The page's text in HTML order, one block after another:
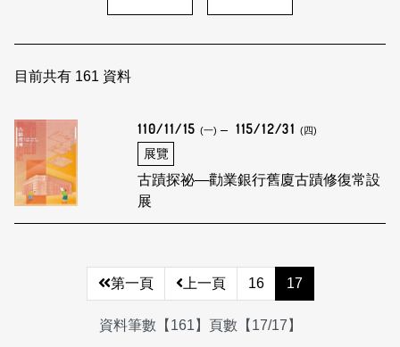
訂閱文化快遞
聯絡我們
目前共有 161 資料
110/11/15 (一) 115/12/31 (四)
展覽
古蹟探祕—勸業銀行舊廈古蹟修復常設
展
第一頁 上一頁 16 17
資料筆數【161】頁數【17/17】